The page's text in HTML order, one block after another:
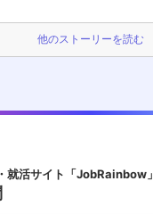
他のストーリーを読む
就活サイト「JobRainbow」